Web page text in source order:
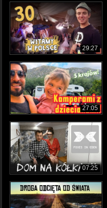
29:27
27:05
07:25